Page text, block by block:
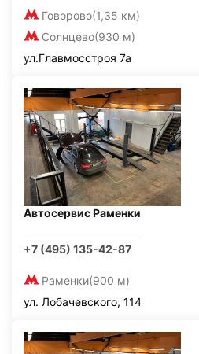
Говорово(1,35 км)
Солнцево(930 м)
ул.Главмосстроя 7а
Автосервис Раменки
+7 (495) 135-42-87
Раменки(900 м)
ул. Лобачевского, 114